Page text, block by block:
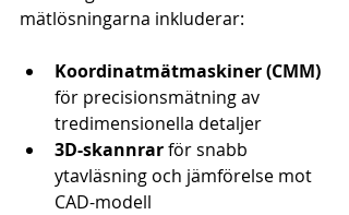
mätlösningarna inkluderar:
Koordinatmätmaskiner (CMM)
för precisionsmätning av
tredimensionella detaljer
3D-skannrar för snabb
ytavläsning och jämförelse mot
CAD-modell